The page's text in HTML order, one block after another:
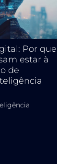
Por que
estar à
de
apenas uma